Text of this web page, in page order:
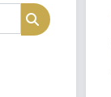
Cerca